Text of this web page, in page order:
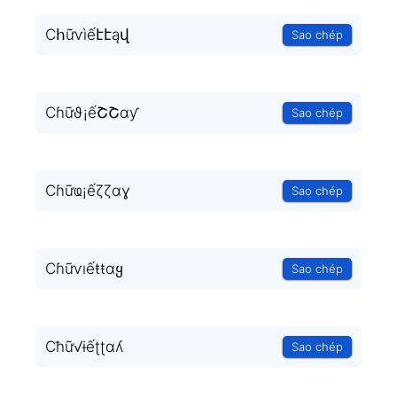
Cհữѵìếէէąվ Sao chép
Cɦữϑ¡ếՇՇαƴ Sao chép
Cɦữҩ¡ếζζɑɣ Sao chép
Cɦữѵıếŧŧɑყ Sao chép
Cħữ√ɨếʈʈɑʎ Sao chép